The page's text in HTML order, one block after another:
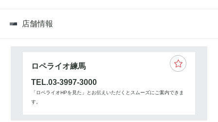
店舗情報
ロペライオ練馬
TEL.03-3997-3000
「ロペライオHPを見た」とお伝えいただくとスムーズにご案内できま
す。